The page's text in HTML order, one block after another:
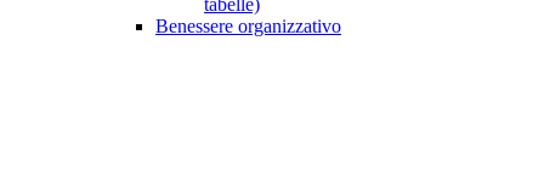
tabelle)
Benessere organizzativo